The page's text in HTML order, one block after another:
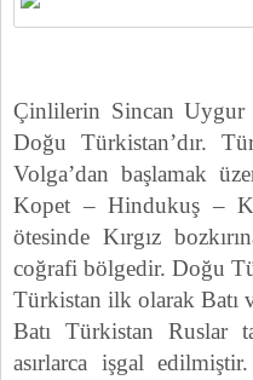
Çinlilerin Sincan Uygur
Doğu Türkistan’dır.
Volga’dan başlamak
Kopet – Hindukuş –
ötesinde Kırgız
coğrafi bölgedir. Doğu
Türkistan ilk olarak Batı
Batı Türkistan Ruslar
asırlarca işgal